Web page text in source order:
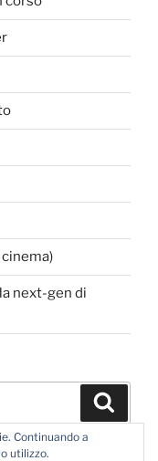
next-gen di
Continuando a
utilizzo.